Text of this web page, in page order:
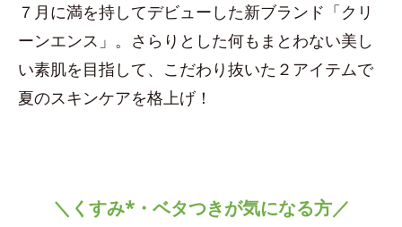
７月に満を持してデビューした新ブランド「クリ
ーンエンス」。さらりとした何もまとわない美し
い素肌を目指して、こだわり抜いた２アイテムで
夏のスキンケアを格上げ！
＼くすみ*・ベタつきが気になる方／